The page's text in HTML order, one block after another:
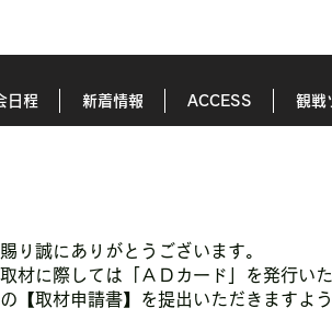
り誠にありがとうございます。
材に際しては「ＡＤカード」を発行いた
【取材申請書】を提出いただきますよ
日程 新着情報 ACCESS 観戦